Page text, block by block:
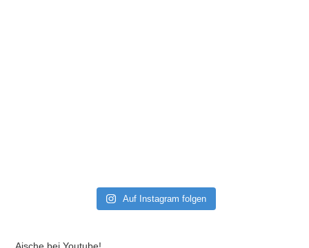
Auf Instagram folgen
Aische bei Youtube!